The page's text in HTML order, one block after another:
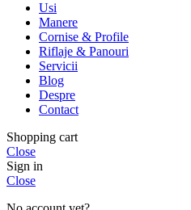
Usi
Manere
Cornise & Profile
Riflaje & Panouri
Servicii
Blog
Despre
Contact
Shopping cart
Close
Sign in
Close